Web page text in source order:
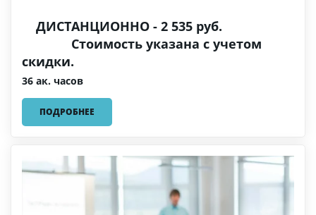
ДИСТАНЦИОННО - 2 535 руб.
Стоимость указана с учетом
скидки.
36 ак. часов
ПОДРОБНЕЕ